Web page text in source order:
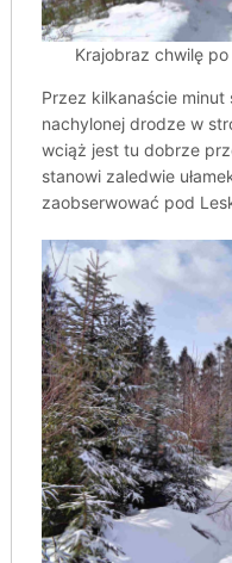
Krajobraz chwilę
Przez kilkanaście
nachylonej drodze w
wciąż jest tu dobrze
stanowi zaledwie
zaobserwować pod